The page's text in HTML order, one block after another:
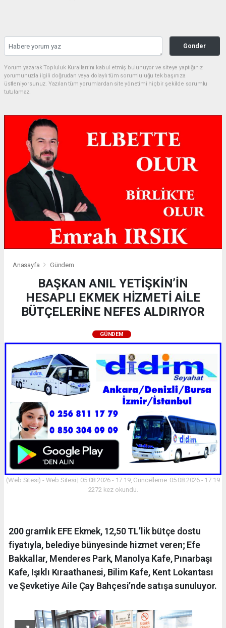
Gonder
Yorum yazarak Topluluk Kuralları’nı kabul etmiş bulunuyor ve siteye yaptığınız
yorumunuzla ilgili doğrudan veya dolaylı tüm sorumluluğu tek başınıza
üstleniyorsunuz. Yazılan tüm yorumlardan site yönetimi hiçbir şekilde sorumlu
tutulamaz.
Anasayfa Gündem
BAŞKAN ANIL YETİŞKİN’İN
HESAPLI EKMEK HİZMETİ AİLE
BÜTÇELERİNE NEFES ALDIRIYOR
GÜNDEM
(Web Sitesi) - Web Sitesi | 05.08.2026 - 17:19, Güncelleme: 05.08.2026 - 17:19
2272 kez okundu.
200 gramlık EFE Ekmek, 12,50 TL’lik bütçe dostu
fiyatıyla, belediye bünyesinde hizmet veren; Efe
Bakkallar, Menderes Park, Manolya Kafe, Pınarbaşı
Kafe, Işıklı Kıraathanesi, Bilim Kafe, Kent Lokantası
ve Şevketiye Aile Çay Bahçesi’nde satışa sunuluyor.